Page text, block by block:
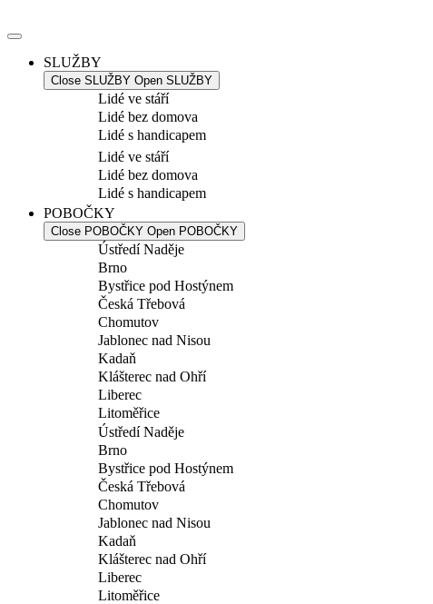
k
SLUŽBY
Close SLUŽBY Open SLUŽBY
Lidé ve stáří
Lidé bez domova
Lidé s handicapem
Lidé ve stáří
Lidé bez domova
Lidé s handicapem
POBOČKY
Close POBOČKY Open POBOČKY
Ústředí Naděje
Brno
Bystřice pod Hostýnem
Česká Třebová
Chomutov
Jablonec nad Nisou
Kadaň
Klášterec nad Ohří
Liberec
Litoměřice
Ústředí Naděje
Brno
Bystřice pod Hostýnem
Česká Třebová
Chomutov
Jablonec nad Nisou
Kadaň
Klášterec nad Ohří
Liberec
Litoměřice